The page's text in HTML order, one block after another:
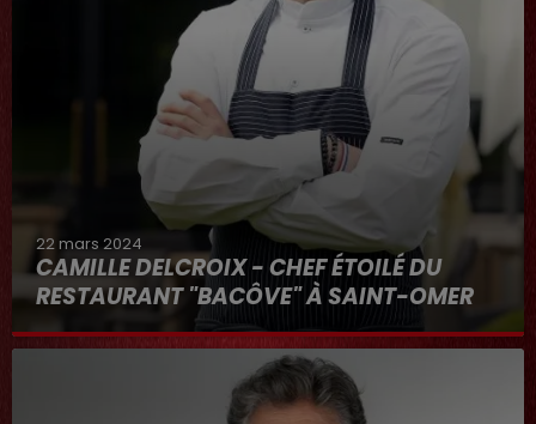
22 mars 2024
CAMILLE DELCROIX - CHEF ÉTOILÉ DU
RESTAURANT "BACÔVE" À SAINT-OMER
Au micro d'Hervé dans "RDL ET VOUS"